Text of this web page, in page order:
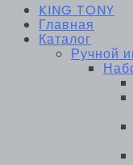
KING TONY
Главная
Каталог
Ручной